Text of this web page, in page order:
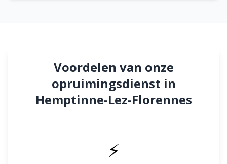
Voordelen van onze
opruimingsdienst in
Hemptinne-Lez-Florennes
⚡